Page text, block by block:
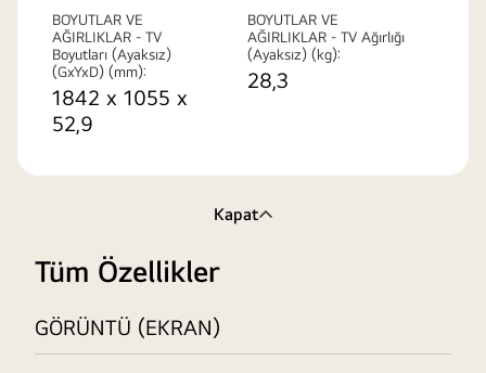
BOYUTLAR VE
AĞIRLIKLAR - TV
Boyutları (Ayaksız)
(GxYxD) (mm):
1842 x 1055 x
52,9
BOYUTLAR VE
AĞIRLIKLAR - TV Ağırlığı
(Ayaksız) (kg):
28,3
Kapat
Tüm Özellikler
GÖRÜNTÜ (EKRAN)